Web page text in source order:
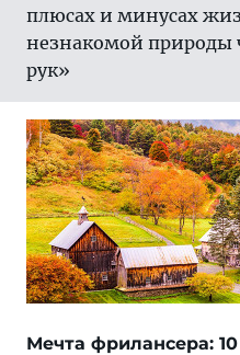
плюсах и минусах
незнакомой природы
рук»
Мечта фрилансера: